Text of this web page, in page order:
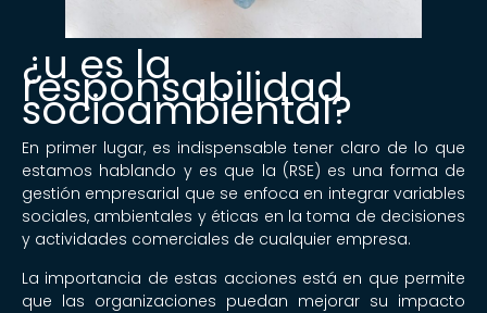
¿u es la
responsabilidad
socioambiental?
En primer lugar, es indispensable tener claro de lo que
estamos hablando y es que la (RSE) es una forma de
gestión empresarial que se enfoca en integrar variables
sociales, ambientales y éticas en la toma de decisiones
y actividades comerciales de cualquier empresa.
La importancia de estas acciones está en que permite
que las organizaciones puedan mejorar su impacto